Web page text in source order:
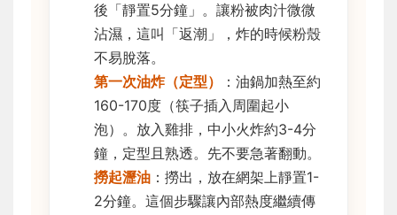
後「靜置5分鐘」。讓粉被肉汁微微
沾濕，這叫「返潮」，炸的時候粉殼
不易脫落。
第一次油炸（定型）
：油鍋加熱至約
160-170度（筷子插入周圍起小
泡）。放入雞排，中小火炸約3-4分
鐘，定型且熟透。先不要急著翻動。
撈起瀝油 ：撈出，放在網架上靜置1-
2分鐘。這個步驟讓內部熱度繼續傳